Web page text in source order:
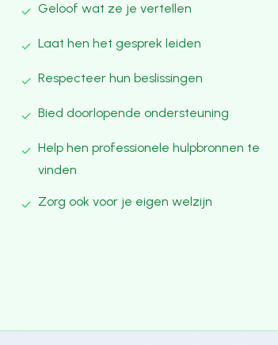
✓ Geloof wat ze je vertellen
✓ Laat hen het gesprek leiden
✓ Respecteer hun beslissingen
✓ Bied doorlopende ondersteuning
✓ Help hen professionele hulpbronnen te
vinden
✓ Zorg ook voor je eigen welzijn